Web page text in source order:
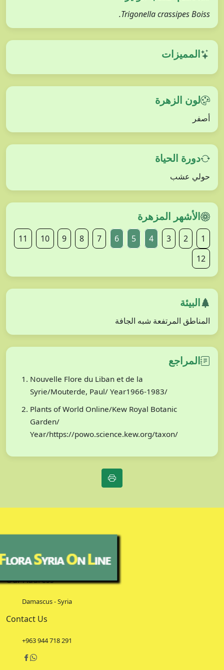
Trigonella crassipes Boiss.
المميزات
لون الزهرة
أصفر
دورة الحياة
حولي عشب
الأشهر المزهرة
1
2
3
4
5
6
7
8
9
10
11
12
البيئة
المناطق المرتفعة شبه الجافة
المراجع
Nouvelle Flore du Liban et de la
Syrie/Mouterde, Paul/ Year1966-1983/
Plants of World Online/Kew Royal Botanic
Garden/
Year/https://powo.science.kew.org/taxon/
Our Address
Damascus - Syria
Contact Us
+963 944 718 291